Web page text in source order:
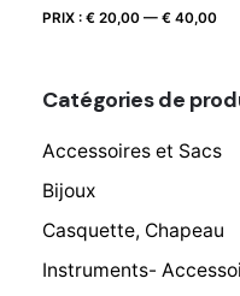
Prix
Prix
PRIX : € 20,00 — € 40,00
Catégories de
Accessoires et Sacs
Bijoux
Casquette, Chapeau
Instruments-